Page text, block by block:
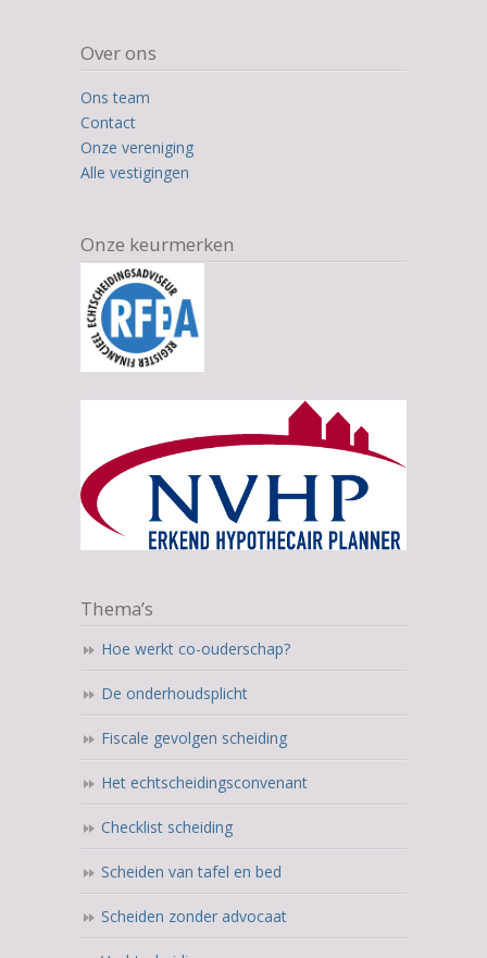
on
12.345
ratings
Over ons
Ons team
Contact
Onze vereniging
Alle vestigingen
Onze keurmerken
Thema’s
Hoe werkt co-ouderschap?
De onderhoudsplicht
Fiscale gevolgen scheiding
Het echtscheidingsconvenant
Checklist scheiding
Scheiden van tafel en bed
Scheiden zonder advocaat